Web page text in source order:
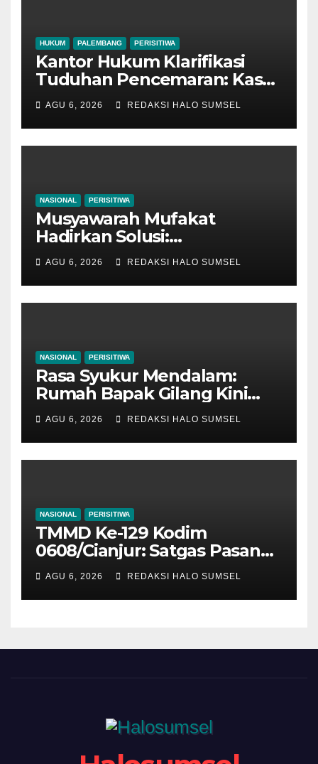
HUKUM PALEMBANG PERISITIWA
Kantor Hukum Klarifikasi
Tuduhan Pencemaran: Kasus
Notaris HY di Banyuasin
Murni Keperdataan
AGU 6, 2026 REDAKSI HALO SUMSEL
NASIONAL PERISITIWA
Musyawarah Mufakat
Hadirkan Solusi:
Disnakertrans Muba Fasilitasi
Mediasi PT Panca Agung
Sejati dan Pekerja Hingga
Tuntas
AGU 6, 2026 REDAKSI HALO SUMSEL
NASIONAL PERISITIWA
Rasa Syukur Mendalam:
Rumah Bapak Gilang Kini
Semakin Layak Ditempati
AGU 6, 2026 REDAKSI HALO SUMSEL
NASIONAL PERISITIWA
TMMD Ke-129 Kodim
0608/Cianjur: Satgas Pasang
Keramik Dan Plafon Rumah
Bapak Angga, Progres
Rutilahu Capai 78,6 Persen
AGU 6, 2026 REDAKSI HALO SUMSEL